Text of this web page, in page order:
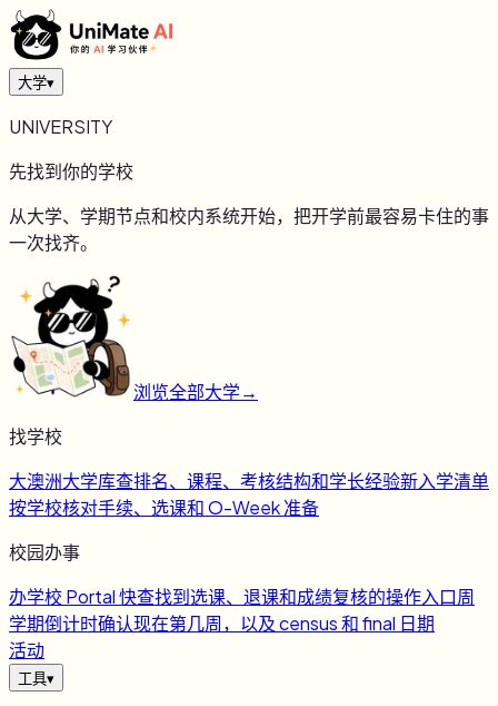
大学▾
UNIVERSITY
先找到你的学校
从大学、学期节点和校内系统开始，把开学前最容易卡住的事
一次找齐。
浏览全部大学→
找学校
大澳洲大学库查排名、课程、考核结构和学长经验新入学清单
按学校核对手续、选课和 O-Week 准备
校园办事
办学校 Portal 快查找到选课、退课和成绩复核的操作入口周
学期倒计时确认现在第几周，以及 census 和 final 日期
活动
工具▾